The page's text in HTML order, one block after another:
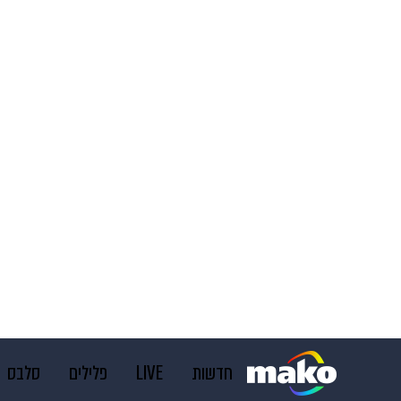
חדשות LIVE פלילים סלבס